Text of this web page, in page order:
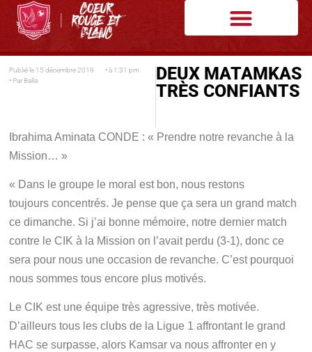
Publié le 15 décembre 2019 • à 1:31 pm
• Par Balla
DEUX MATAMKAS
TRÈS CONFIANTS
Ibrahima Aminata CONDE : « Prendre notre revanche à la
Mission… »
« Dans le groupe le moral est bon, nous restons
toujours concentrés. Je pense que ça sera un grand match
ce dimanche. Si j’ai bonne mémoire, notre dernier match
contre le CIK à la Mission on l’avait perdu (3-1), donc ce
sera pour nous une occasion de revanche. C’est pourquoi
nous sommes tous encore plus motivés.
Le CIK est une équipe très agressive, très motivée.
D’ailleurs tous les clubs de la Ligue 1 affrontant le grand
HAC se surpasse, alors Kamsar va nous affronter en y